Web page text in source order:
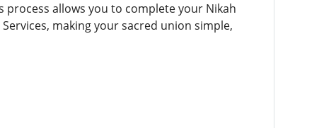
allows you to complete your Nikah
making your sacred union simple,